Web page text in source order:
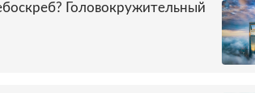
Головокружительный